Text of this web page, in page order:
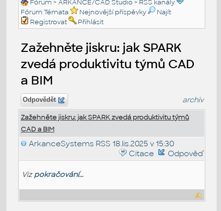
Fórum >ARKANCE/CAD Studio > RSS kanály
Fórum Témata
Nejnovější příspěvky
Najít
Registrovat
Přihlásit
Zažehněte jiskru: jak SPARK
zvedá produktivitu týmů CAD
a BIM
Odpovědět archiv
Zažehněte jiskru: jak SPARK zvedá produktivitu týmů
CAD a BIM
ArkanceSystems RSS 18.lis.2025 v 15:30
Citace
Odpověď
Viz pokračování...